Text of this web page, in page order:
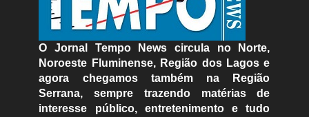
O Jornal Tempo News circula no Norte,
Noroeste Fluminense, Região dos Lagos e
agora chegamos também na Região
Serrana, sempre trazendo matérias de
interesse público, entretenimento e tudo